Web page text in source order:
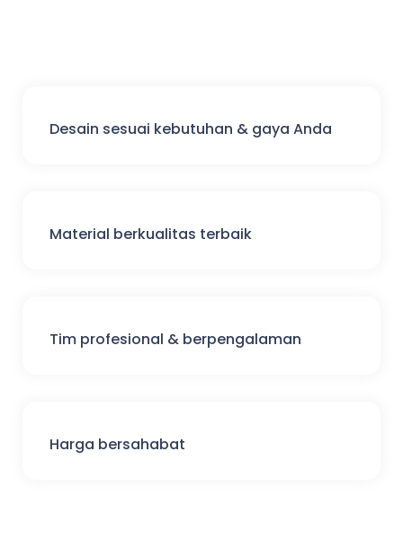
Desain sesuai kebutuhan & gaya Anda
Material berkualitas terbaik
Tim profesional & berpengalaman
Harga bersahabat